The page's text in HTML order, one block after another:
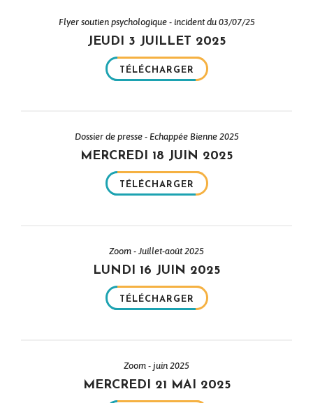
Flyer soutien psychologique - incident du 03/07/25
JEUDI 3 JUILLET 2025
TÉLÉCHARGER
Dossier de presse - Echappée Bienne 2025
MERCREDI 18 JUIN 2025
TÉLÉCHARGER
Zoom - Juillet-août 2025
LUNDI 16 JUIN 2025
TÉLÉCHARGER
Zoom - juin 2025
MERCREDI 21 MAI 2025